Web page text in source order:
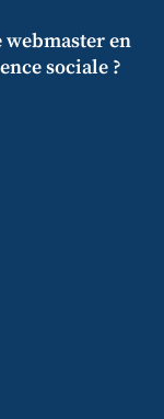
en
sociale ?